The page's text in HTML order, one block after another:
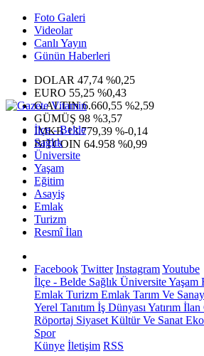
Foto Galeri
Videolar
Canlı Yayın
Günün Haberleri
DOLAR 47,74 %0,25
EURO 55,25 %0,43
G.ALTIN6.660,55 %2,59
GÜMÜŞ 98 %3,57
IMKB13.779,39 %-0,14
BITCOIN 64.958 %0,99
İlçe - Belde
Sağlık
Üniversite
Yaşam
Eğitim
Asayiş
Emlak
Turizm
Resmî İlan
Facebook Twitter InstagramYoutube
İlçe - Belde Sağlık ÜniversiteYaşam
Emlak Turizm Emlak Tarım Ve
Yerel Tanıtım İş Dünyası Yatırım İlan
Röportaj Siyaset Kültür Ve Sanat
Spor
Künye İletişim RSS